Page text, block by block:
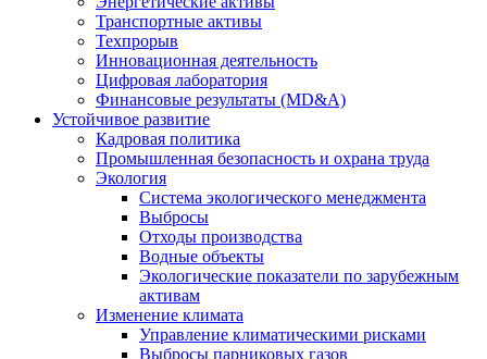
Транспортные активы
Техпрорыв
Инновационная деятельность
Цифровая лаборатория
Финансовые результаты (MD&A)
Устойчивое развитие
Кадровая политика
Промышленная безопасность и охрана труда
Экология
Система экологического менеджмента
Выбросы
Отходы производства
Водные объекты
Экологические показатели по зарубежным
активам
Изменение климата
Управление климатическими рисками
Выбросы парниковых газов